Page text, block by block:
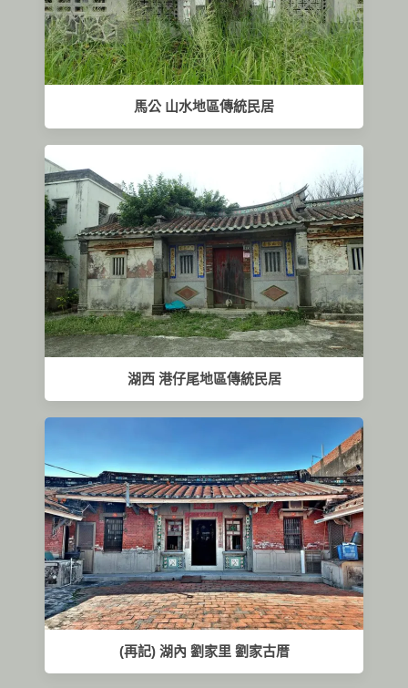
馬公 山水地區傳統民居
湖西 港仔尾地區傳統民居
(再記) 湖內 劉家里 劉家古厝